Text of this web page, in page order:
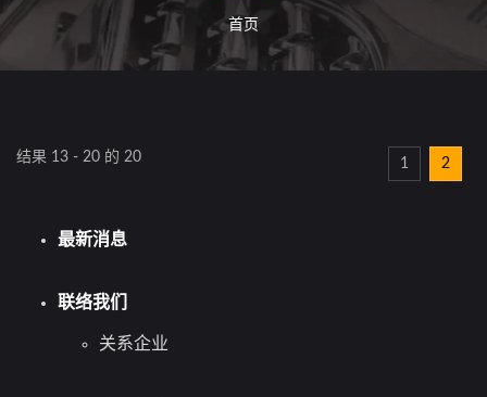
首页
结果 13 - 20 的 20 1 2
最新消息
联络我们
关系企业